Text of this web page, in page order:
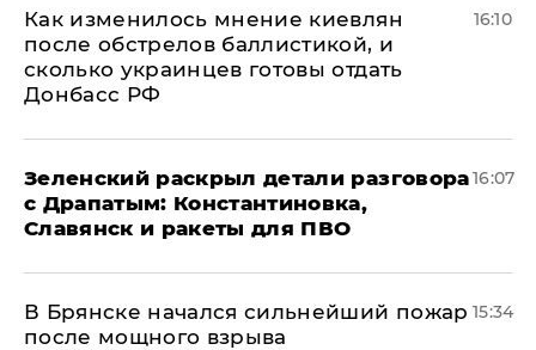
Как изменилось мнение киевлян
после обстрелов баллистикой, и
сколько украинцев готовы отдать
Донбасс РФ
16:10
​Зеленский раскрыл детали разговора
с Драпатым: Константиновка,
Славянск и ракеты для ПВО
16:07
В Брянске начался сильнейший пожар
после мощного взрыва
15:34